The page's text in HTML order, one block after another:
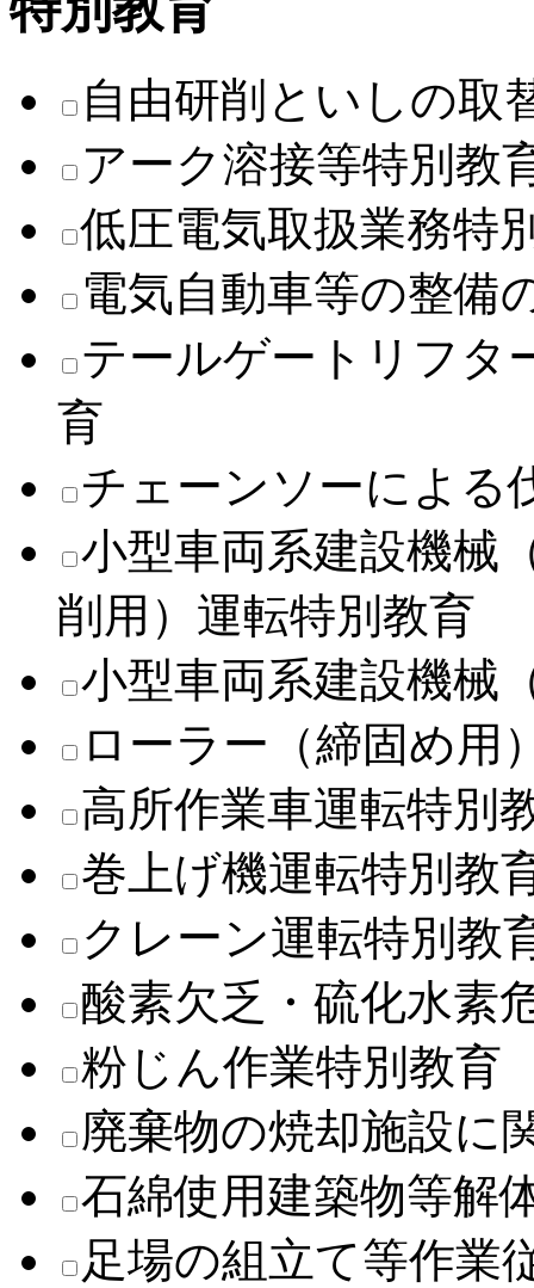
自由研削といしの取
アーク溶接等特別教
低圧電気取扱業務特
電気自動車等の整備
テールゲートリフタ
育
チェーンソーによる
小型車両系建設機械
削用）運転特別教育
小型車両系建設機械
ローラー（締固め用
高所作業車運転特別
巻上げ機運転特別教
クレーン運転特別教
酸素欠乏・硫化水素
粉じん作業特別教育
廃棄物の焼却施設に
石綿使用建築物等解
足場の組立て等作業